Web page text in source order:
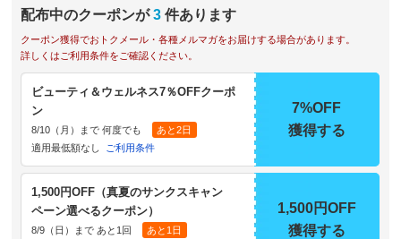
配布中のクーポンが 3 件あります
クーポン獲得でおトクメール・各種メルマガをお届けする場合があります。
詳しくはご利用条件をご確認ください。
ビューティ＆ウェルネス7％OFFクーポ
ン
8/10（月）まで 何度でも
あと2日
適用最低額なし
ご利用条件
7%OFF
獲得する
1,500円OFF（真夏のサンクスキャン
ペーン選べるクーポン）
8/9（日）まで あと1回
あと1日
1,500円OFF
獲得する